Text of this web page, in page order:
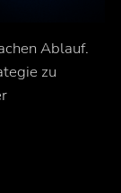
Ablauf.
zu